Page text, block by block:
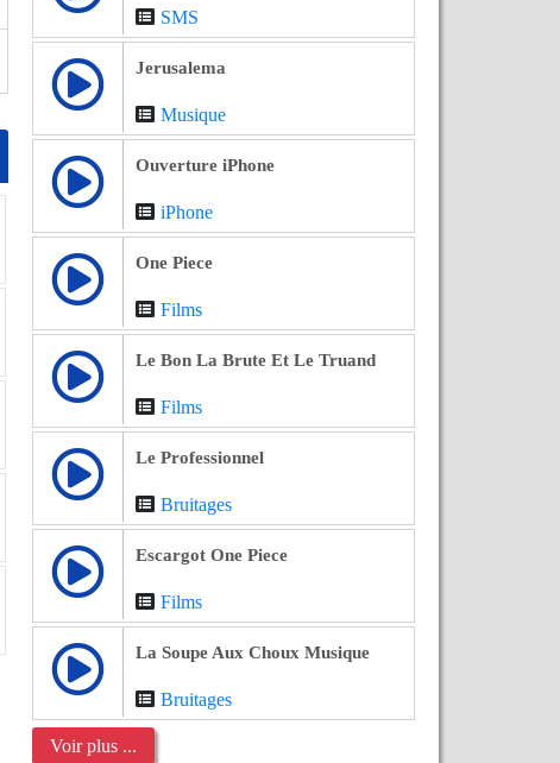
SMS
Jerusalema
Musique
Ouverture iPhone
iPhone
One Piece
Films
Le Bon La Brute Et Le Truand
Films
Le Professionnel
Bruitages
Escargot One Piece
Films
La Soupe Aux Choux Musique
Bruitages
Voir plus ...